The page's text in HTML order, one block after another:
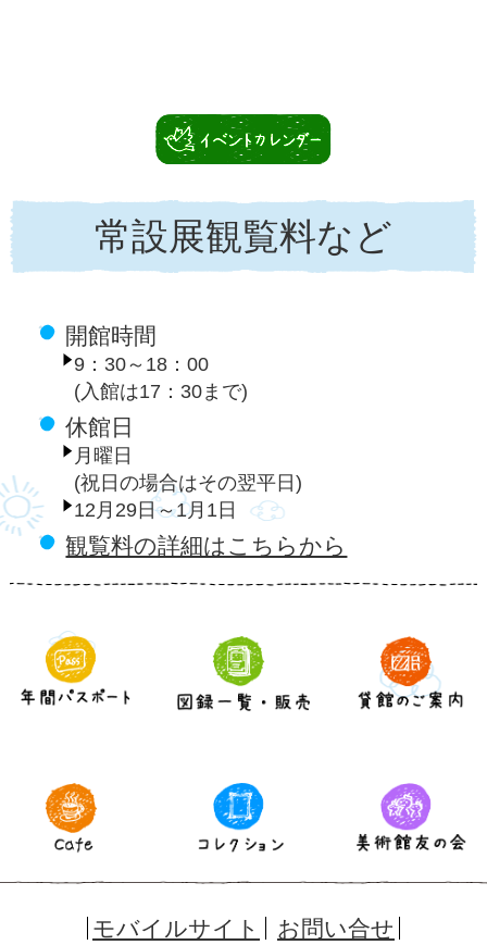
常設展観覧料など
開館時間
9：30～18：00
(入館は17：30まで)
休館日
月曜日
(祝日の場合はその翌平日)
12月29日～1月1日
観覧料の詳細はこちらから
モバイルサイト お問い合せ